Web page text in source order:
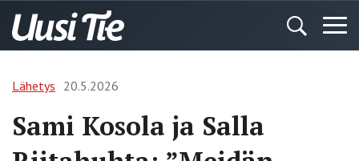
Lähetys 20.5.2026
Sami Kosola ja Salla